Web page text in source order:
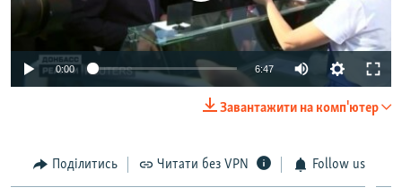
240p 360p 480p
0:00 6:47
480p
720p
Завантажити на комп'ютер
Поділитись Читати без VPN Follow us